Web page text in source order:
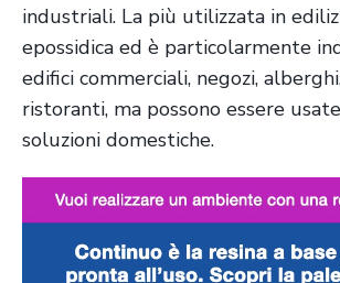
industriali. La più utilizzata in
epossidica ed è particolarmente
edifici commerciali, negozi,
ristoranti, ma possono essere
soluzioni domestiche.